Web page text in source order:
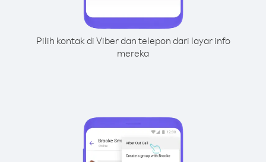
Pilih kontak di Viber dan telepon dari layar info
mereka